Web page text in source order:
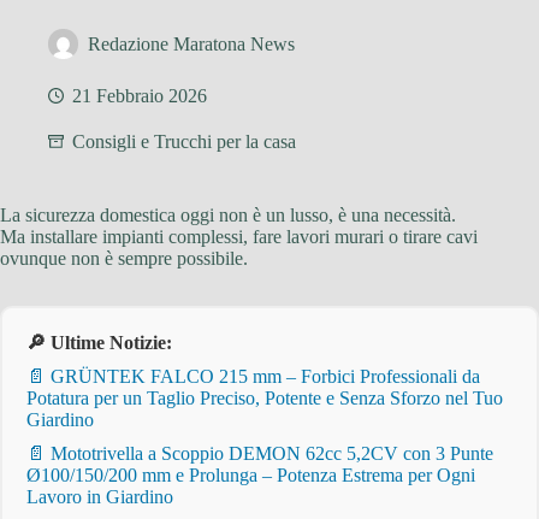
Redazione Maratona News
21 Febbraio 2026
Consigli e Trucchi per la casa
La sicurezza domestica oggi non è un lusso, è una necessità.
Ma installare impianti complessi, fare lavori murari o tirare cavi
ovunque non è sempre possibile.
🔎 Ultime Notizie:
📄 GRÜNTEK FALCO 215 mm – Forbici Professionali da
Potatura per un Taglio Preciso, Potente e Senza Sforzo nel Tuo
Giardino
📄 Mototrivella a Scoppio DEMON 62cc 5,2CV con 3 Punte
Ø100/150/200 mm e Prolunga – Potenza Estrema per Ogni
Lavoro in Giardino